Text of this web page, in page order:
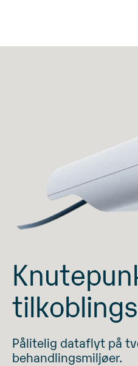
Pålitelig dataflyt på
behandlingsmiljøer.